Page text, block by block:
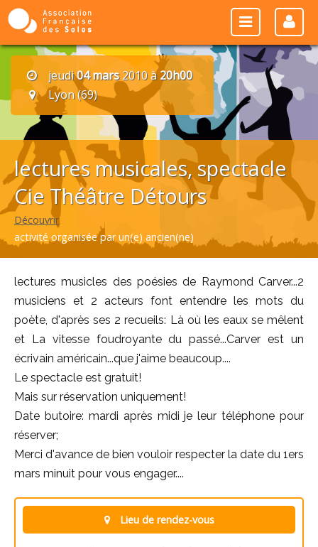
jeudi04 mars2010 à20h00
Lyon (69)
lectures musicales, spectacle
Cie Théâtre Détours
Découvrir
activité organisée par un(e) ancien(ne)
lectures musicles des poésies de Raymond Carver...2
musiciens et 2 acteurs font entendre les mots du
poète, d'après ses 2 recueils: Là où les eaux se mêlent
et La vitesse foudroyante du passé...Carver est un
écrivain américain...que j'aime beaucoup....
Le spectacle est gratuit!
Mais sur réservation uniquement!
Date butoire: mardi après midi je leur téléphone pour
réserver;
Merci d'avance de bien vouloir respecter la date du 1ers
mars minuit pour vous engager....
Lieu de rendez-vous